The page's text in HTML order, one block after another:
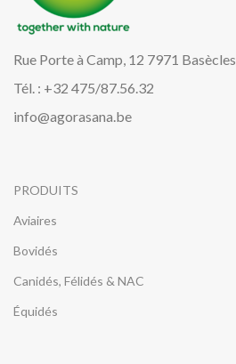
Rue Porte à Camp, 12 7971 Basècles
Tél. : +32 475/87.56.32
info@agorasana.be
PRODUITS
Aviaires
Bovidés
Canidés, Félidés & NAC
Équidés